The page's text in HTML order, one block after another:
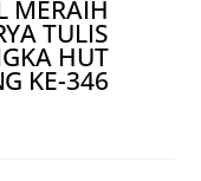
MERAIH
TULIS
HUT
KE-346